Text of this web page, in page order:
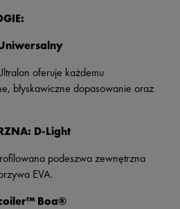
oferuje każdemu
błyskawiczne dopasowanie oraz
D-Light
podeszwa zewnętrzna
EVA.
coiler™ Boa®